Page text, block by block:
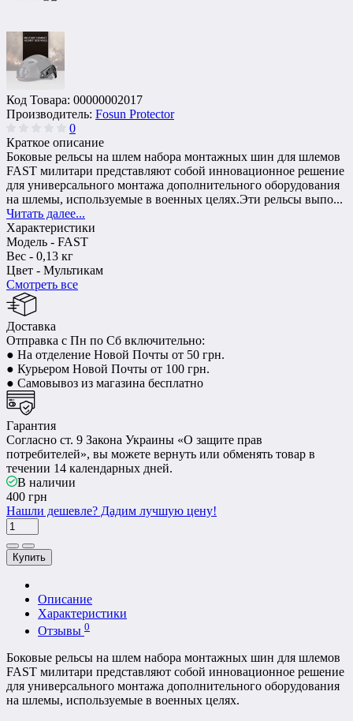
Код Товара: 00000002017
Производитель: Fosun Protector
0
Краткое описание
Боковые рельсы на шлем набора монтажных шин для шлемов
FAST милитари представляют собой инновационное решение
для универсального монтажа дополнительного оборудования
на шлемы, используемые в военных целях.Эти рельсы выпо...
Читать далее...
Характеристики
Модель - FAST
Вес - 0,13 кг
Цвет - Мультикам
Смотреть все
Доставка
Отправка с Пн по Сб включительно:
● На отделение Новой Почты от 50 грн.
● Курьером Новой Почты от 100 грн.
● Самовывоз из магазина бесплатно
Гарантия
Согласно ст. 9 Закона Украины «О защите прав
потребителей», вы можете вернуть или обменять товар в
течении 14 календарных дней.
В наличии
400 грн
Нашли дешевле? Дадим лучшую цену!
Купить
Описание
Характеристики
Отзывы 0
Боковые рельсы на шлем набора монтажных шин для шлемов
FAST милитари представляют собой инновационное решение
для универсального монтажа дополнительного оборудования
на шлемы, используемые в военных целях.